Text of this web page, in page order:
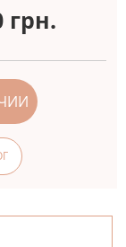
грн.